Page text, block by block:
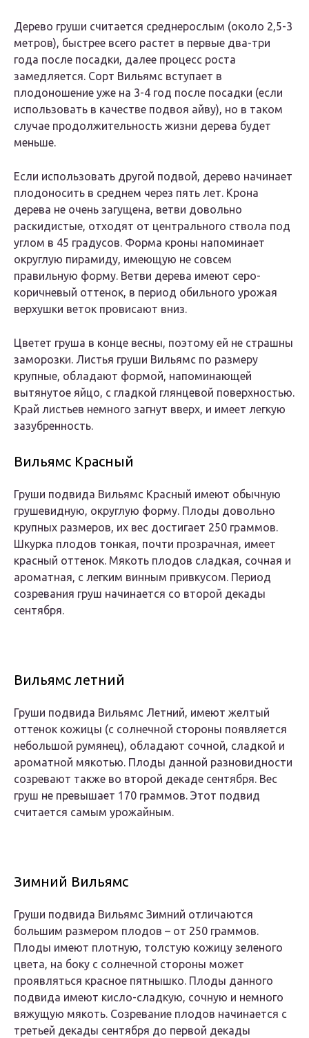
Дерево груши считается среднерослым (около 2,5-3
метров), быстрее всего растет в первые два-три
года после посадки, далее процесс роста
замедляется. Сорт Вильямс вступает в
плодоношение уже на 3-4 год после посадки (если
использовать в качестве подвоя айву), но в таком
случае продолжительность жизни дерева будет
меньше.
Если использовать другой подвой, дерево начинает
плодоносить в среднем через пять лет. Крона
дерева не очень загущена, ветви довольно
раскидистые, отходят от центрального ствола под
углом в 45 градусов. Форма кроны напоминает
округлую пирамиду, имеющую не совсем
правильную форму. Ветви дерева имеют серо-
коричневый оттенок, в период обильного урожая
верхушки веток провисают вниз.
Цветет груша в конце весны, поэтому ей не страшны
заморозки. Листья груши Вильямс по размеру
крупные, обладают формой, напоминающей
вытянутое яйцо, с гладкой глянцевой поверхностью.
Край листьев немного загнут вверх, и имеет легкую
зазубренность.
Вильямс Красный
Груши подвида Вильямс Красный имеют обычную
грушевидную, округлую форму. Плоды довольно
крупных размеров, их вес достигает 250 граммов.
Шкурка плодов тонкая, почти прозрачная, имеет
красный оттенок. Мякоть плодов сладкая, сочная и
ароматная, с легким винным привкусом. Период
созревания груш начинается со второй декады
сентября.
Вильямс летний
Груши подвида Вильямс Летний, имеют желтый
оттенок кожицы (с солнечной стороны появляется
небольшой румянец), обладают сочной, сладкой и
ароматной мякотью. Плоды данной разновидности
созревают также во второй декаде сентября. Вес
груш не превышает 170 граммов. Этот подвид
считается самым урожайным.
Зимний Вильямс
Груши подвида Вильямс Зимний отличаются
большим размером плодов – от 250 граммов.
Плоды имеют плотную, толстую кожицу зеленого
цвета, на боку с солнечной стороны может
проявляться красное пятнышко. Плоды данного
подвида имеют кисло-сладкую, сочную и немного
вяжущую мякоть. Созревание плодов начинается с
третьей декады сентября до первой декады